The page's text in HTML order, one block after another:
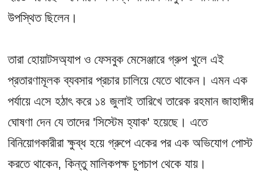
উপস্থিত ছিলেন।
তারা হোয়াটসঅ্যাপ ও ফেসবুক মেসেঞ্জারে গ্রুপ খুলে এই
প্রতারণামূলক ব্যবসার প্রচার চালিয়ে যেতে থাকেন। এমন এক
পর্যায়ে এসে হঠাৎ করে ১৪ জুলাই তারিখে তারেক রহমান জাহাঙ্গীর
ঘোষণা দেন যে তাদের 'সিস্টেম হ্যাক' হয়েছে। এতে
বিনিয়োগকারীরা ক্ষুব্ধ হয়ে গ্রুপে একের পর এক অভিযোগ পোস্ট
করতে থাকেন, কিন্তু মালিকপক্ষ চুপচাপ থেকে যায়।